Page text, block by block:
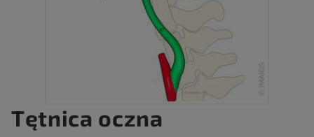
Tętnica oczna